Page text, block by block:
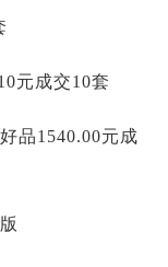
元成交10套
品1540.00元成